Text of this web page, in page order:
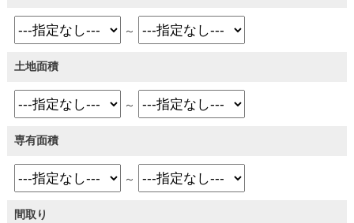
～
土地面積
～
専有面積
～
間取り